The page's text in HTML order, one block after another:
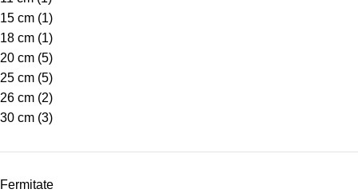
15 cm (1)
18 cm (1)
20 cm (5)
25 cm (5)
26 cm (2)
30 cm (3)
Fermitate